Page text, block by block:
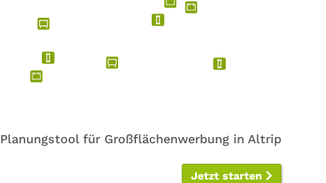
Planungstool für Großflächenwerbung in Altrip
Jetzt starten